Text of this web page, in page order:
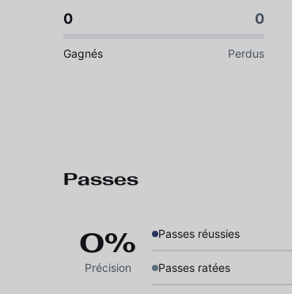
0 0
Gagnés Perdus
Passes
0%
Précision
Passes réussies
Passes ratées